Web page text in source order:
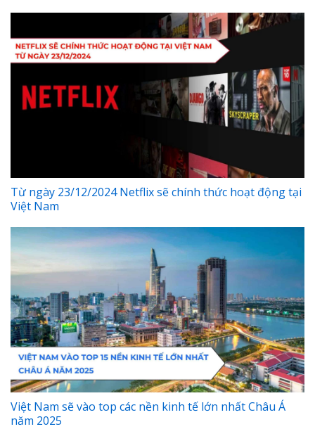
Từ ngày 23/12/2024 Netflix sẽ chính thức hoạt động tại
Việt Nam
Việt Nam sẽ vào top các nền kinh tế lớn nhất Châu Á
năm 2025